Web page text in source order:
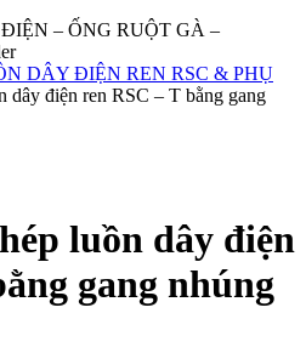
DÂY ĐIỆN REN RSC & PHỤ
dây điện ren RSC – T bằng gang
luồn dây điện
gang nhúng